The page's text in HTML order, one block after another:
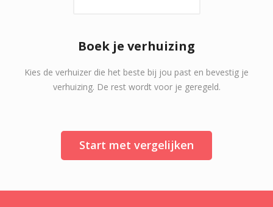
Boek je verhuizing
Kies de verhuizer die het beste bij jou past en bevestig je
verhuizing. De rest wordt voor je geregeld.
Start met vergelijken